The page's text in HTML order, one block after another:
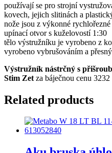
používají se pro strojní
kovech, jejich slitinách a
nože jsou z výkonné
upínací otvor s kuželovostí 1:30
tělo výstružníku je vyrobeno z
vyrobeno vybrušováním a
Výstružník nástrčný s
Stim Zet za báječnou cenu
Related products